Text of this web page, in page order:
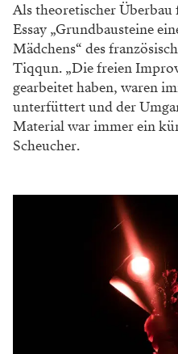
Als theoretischer
Essay „Grundbausteine
Mädchens“ des
Tiqqun. „Die freien
gearbeitet haben, waren
unterfüttert und der
Material war immer ein
Scheucher.